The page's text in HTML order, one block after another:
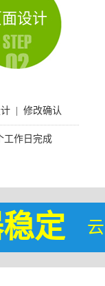
设计
计 | 修改确认
工作日完成
定